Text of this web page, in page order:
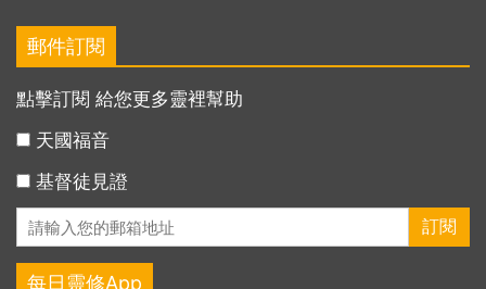
郵件訂閱
點擊訂閱 給您更多靈裡幫助
天國福音
基督徒見證
每日靈修App